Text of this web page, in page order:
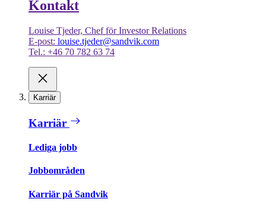
Kontakt
Louise Tjeder, Chef för Investor Relations
E-post: louise.tjeder@sandvik.com
Tel.: +46 70 782 63 74
Karriär
Karriär
Lediga jobb
Jobbområden
Karriär på Sandvik